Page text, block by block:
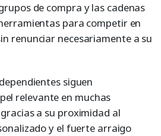
de compra y las cadenas
para competir en
renunciar necesariamente a su
siguen
relevante en muchas
a su proximidad al
y el fuerte arraigo